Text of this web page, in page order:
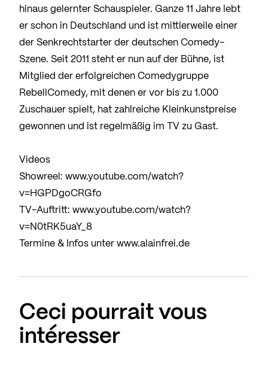
hinaus gelernter Schauspieler. Ganze 11 Jahre lebt
er schon in Deutschland und ist mittlerweile einer
der Senkrechtstarter der deutschen Comedy-
Szene. Seit 2011 steht er nun auf der Bühne, ist
Mitglied der erfolgreichen Comedygruppe
RebellComedy, mit denen er vor bis zu 1.000
Zuschauer spielt, hat zahlreiche Kleinkunstpreise
gewonnen und ist regelmäßig im TV zu Gast.
Videos
Showreel: www.youtube.com/watch?
v=HGPDgoCRGfo
TV-Auftritt: www.youtube.com/watch?
v=N0tRK5uaY_8
Termine & Infos unter www.alainfrei.de
Ceci pourrait vous
intéresser